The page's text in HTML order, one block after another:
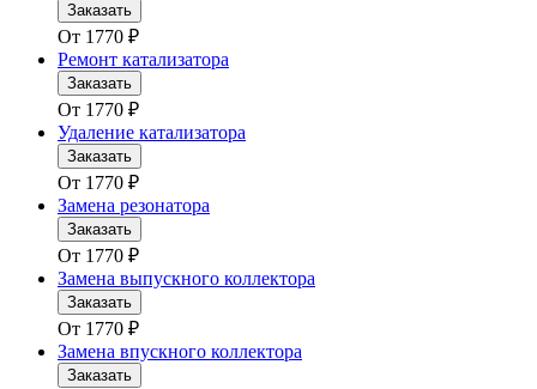
Заказать
От 1770 ₽
Ремонт катализатора
Заказать
От 1770 ₽
Удаление катализатора
Заказать
От 1770 ₽
Замена резонатора
Заказать
От 1770 ₽
Замена выпускного коллектора
Заказать
От 1770 ₽
Замена впускного коллектора
Заказать